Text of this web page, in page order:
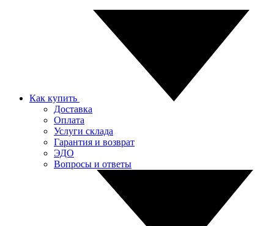
Как купить
Доставка
Оплата
Услуги склада
Гарантия и возврат
ЭДО
Вопросы и ответы